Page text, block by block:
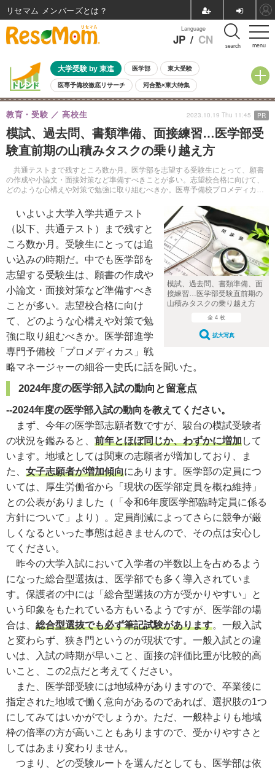
menu
Language
JP / CN search
大学受験 by 東進 医学部 東大受験
医専予備校徹底リサーチ 河合塾×東大特集
親子で考える大学選び 高校受験 中学受験 小学校受験
共通テスト 夏休み
8月開催イベント・WS 全国公立高校 過去問 人気記事
自由研究教材（小学生向け） 自由研究教材（中学生向け） ランキング
模試、過去問、書類準備、面接練習…医学部受
験直前期の山積みタスクの乗り越え方
共通テストまで残すところ数か月。医学部を志望する受験生にとって、願書
の作成や小論文・面接対策など準備すべきことが多い。志望校合格に向けて、
どのような心構えや対策で勉強に取り組むべきか。医専予備校プロメディカ
教育・受験 高校生 2023.10.19 Thu 11:45 PR
模試、過去問、書類準備、面
接練習…医学部受験直前期の
山積みタスクの乗り越え方
全 4 枚
拡大写真
いよいよ大学入学共通テスト
（以下、共通テスト）まで残すと
ころ数か月。受験生にとっては追
い込みの時期だ。中でも医学部を
志望する受験生は、願書の作成や
小論文・面接対策など準備すべき
ことが多い。志望校合格に向け
て、どのような心構えや対策で勉
強に取り組むべきか。医学部進学
専門予備校「プロメディカス」戦
略マネージャーの細谷一史氏に話を聞いた。
2024年度の医学部入試の動向と留意点
--2024年度の医学部入試の動向を教えてください。
まず、今年の医学部志願者数ですが、駿台の模試受験者
の状況を鑑みると、 前年とほぼ同じか、わずかに増加して
います。地域としては関東の志願者が増加しており、ま
た、 女子志願者が増加傾向にあります。医学部の定員につ
いては、厚生労働省から「現状の医学部定員を概ね維持」
との公表がありました（「令和6年度医学部臨時定員に係る
方針について」より）。定員削減によってさらに競争が厳
しくなるといった事態は起きませんので、その点は安心し
てください。
昨今の大学入試において入学者の半数以上を占めるよう
になった総合型選抜は、医学部でも多く導入されていま
す。保護者の中には「総合型選抜の方が受かりやすい」と
いう印象をもたれている方もいるようですが、医学部の場
合は、 総合型選抜でも必ず筆記試験があります。一般入試
と変わらず、狭き門というのが現状です。一般入試との違
いは、入試の時期が早いこと、面接の評価比重が比較的高
いこと、この2点だと考えてください。
また、医学部受験には地域枠がありますので、卒業後に
指定された地域で働く意向があるのであれば、選択肢の1つ
にしてみてはいかがでしょうか。ただ、一般枠よりも地域
枠の倍率の方が高いこともありますので、受かりやすさと
してはあまり変わりません。
つまり、どの受験ルートを選んだとしても、医学部は依
リセマム メンバーズ